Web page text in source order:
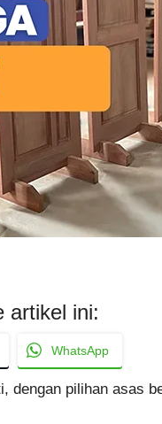
artikel ini:
WhatsApp
pilihan asas